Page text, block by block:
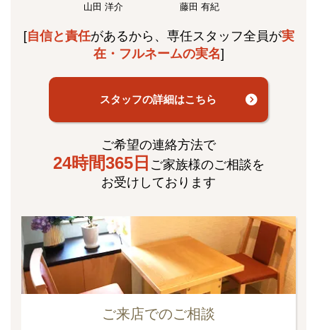
山田 洋介 藤田 有紀
[自信と責任があるから、専任スタッフ全員が実
在・フルネームの実名]
スタッフの詳細はこちら
ご希望の連絡方法で
24時間365日 ご家族様のご相談を
お受けしております
ご来店でのご相談